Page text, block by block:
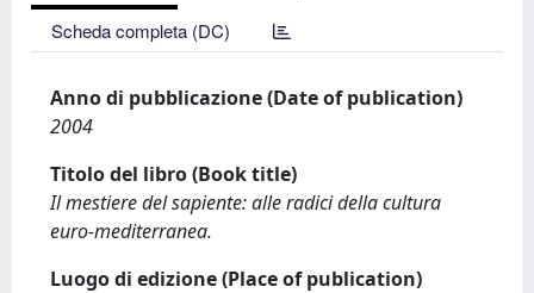
Scheda completa (DC)
Anno di pubblicazione (Date of publication)
2004
Titolo del libro (Book title)
Il mestiere del sapiente: alle radici della cultura
euro-mediterranea.
Luogo di edizione (Place of publication)